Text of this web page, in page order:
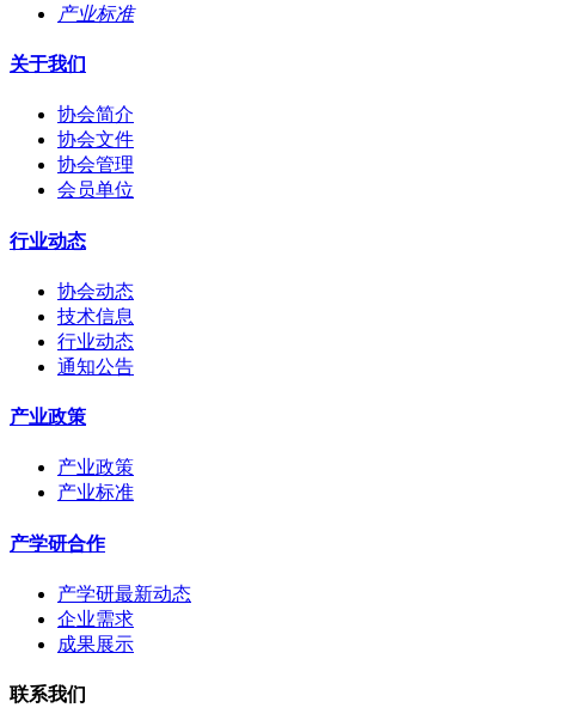
产业标准
关于我们
协会简介
协会文件
协会管理
会员单位
行业动态
协会动态
技术信息
行业动态
通知公告
产业政策
产业政策
产业标准
产学研合作
产学研最新动态
企业需求
成果展示
联系我们